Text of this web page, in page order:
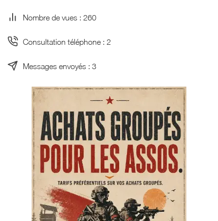
Nombre de vues : 260
Consultation téléphone : 2
Messages envoyés : 3